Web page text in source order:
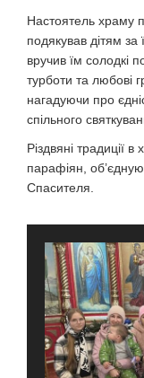
Настоятель храму
подякував дітям за
вручив їм солодкі
турботи та любові
нагадуючи про
спільного
Різдвяні традиції
парафіян,
Спасителя.